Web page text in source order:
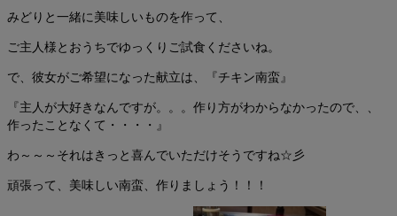
みどりと一緒に美味しいものを作って、
ご主人様とおうちでゆっくりご試食くださいね。
で、彼女がご希望になった献立は、『チキン南蛮』
『主人が大好きなんですが。。。作り方がわからなかったので、、
作ったことなくて・・・・』
わ～～～それはきっと喜んでいただけそうですね☆彡
頑張って、美味しい南蛮、作りましょう！！！